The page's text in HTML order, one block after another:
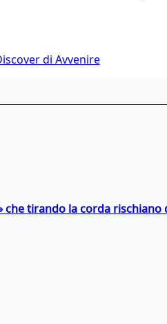
di Avvenire
che tirando la corda rischiano